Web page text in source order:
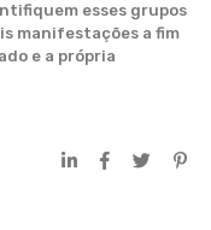
esses grupos
manifestações a fim
e a própria